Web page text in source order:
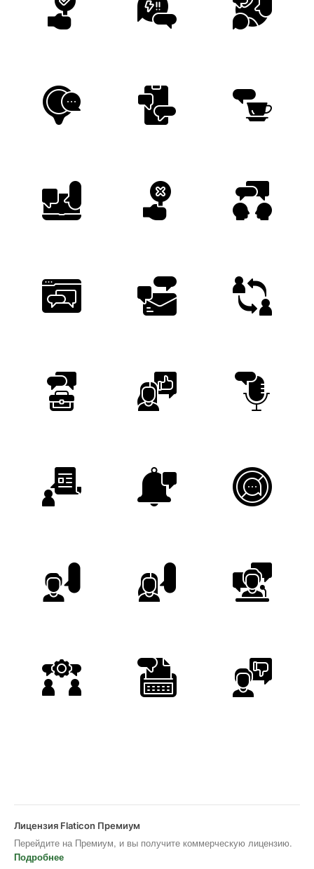
Лицензия Flaticon Премиум
Перейдите на Премиум, и вы получите коммерческую лицензию.
Подробнее